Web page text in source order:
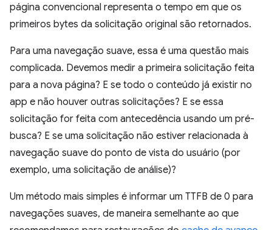
página convencional representa o tempo em que os
primeiros bytes da solicitação original são retornados.
Para uma navegação suave, essa é uma questão mais
complicada. Devemos medir a primeira solicitação feita
para a nova página? E se todo o conteúdo já existir no
app e não houver outras solicitações? E se essa
solicitação for feita com antecedência usando um pré-
busca? E se uma solicitação não estiver relacionada à
navegação suave do ponto de vista do usuário (por
exemplo, uma solicitação de análise)?
Um método mais simples é informar um TTFB de 0 para
navegações suaves, de maneira semelhante ao que